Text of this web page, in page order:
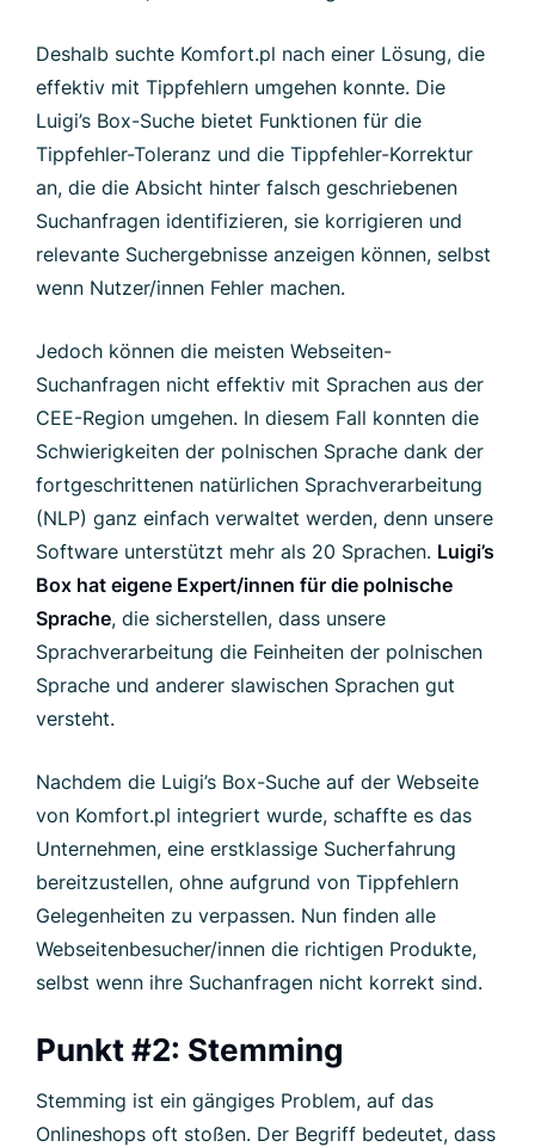
Deshalb suchte Komfort.pl nach einer Lösung, die
effektiv mit Tippfehlern umgehen konnte. Die
Luigi’s Box-Suche bietet Funktionen für die
Tippfehler-Toleranz und die Tippfehler-Korrektur
an, die die Absicht hinter falsch geschriebenen
Suchanfragen identifizieren, sie korrigieren und
relevante Suchergebnisse anzeigen können, selbst
wenn Nutzer/innen Fehler machen.
Jedoch können die meisten Webseiten-
Suchanfragen nicht effektiv mit Sprachen aus der
CEE-Region umgehen. In diesem Fall konnten die
Schwierigkeiten der polnischen Sprache dank der
fortgeschrittenen natürlichen Sprachverarbeitung
(NLP) ganz einfach verwaltet werden, denn unsere
Software unterstützt mehr als 20 Sprachen. Luigi’s
Box hat eigene Expert/innen für die polnische
Sprache, die sicherstellen, dass unsere
Sprachverarbeitung die Feinheiten der polnischen
Sprache und anderer slawischen Sprachen gut
versteht.
Nachdem die Luigi’s Box-Suche auf der Webseite
von Komfort.pl integriert wurde, schaffte es das
Unternehmen, eine erstklassige Sucherfahrung
bereitzustellen, ohne aufgrund von Tippfehlern
Gelegenheiten zu verpassen. Nun finden alle
Webseitenbesucher/innen die richtigen Produkte,
selbst wenn ihre Suchanfragen nicht korrekt sind.
Punkt #2: Stemming
Stemming ist ein gängiges Problem, auf das
Onlineshops oft stoßen. Der Begriff bedeutet, dass